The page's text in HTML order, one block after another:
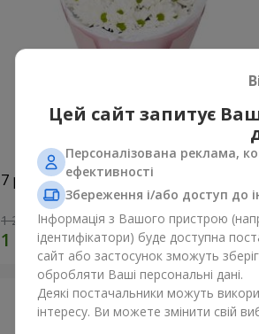
7 ромашкових хризантем
1 293 грн Замовити
Цей сайт запитує
Персоналізована реклама,
ефективності
Збереження і/або доступ до
Інформація з Вашого пристрою
ідентифікатори) буде доступна
сайт або застосунок зможуть
обробляти Ваші персональні дані.
Деякі постачальники можуть
інтересу. Ви можете змінити свій